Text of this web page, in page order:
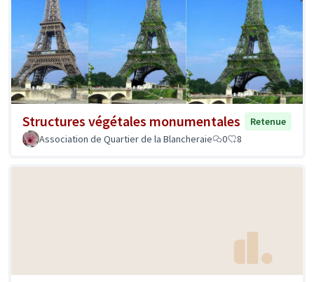
Structures végétales monumentales
Retenue
Association de Quartier de la Blancheraie
0 8